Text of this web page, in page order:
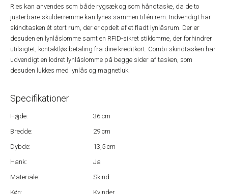
Ries kan anvendes som både rygsæk og som håndtaske, da de to
justerbare skulderremme kan lynes sammen til én rem. Indvendigt har
skindtasken ét stort rum, der er opdelt af et fladt lynlåsrum. Der er
desuden en lynlåslomme samt en RFID-sikret stiklomme, der forhindrer
utilsigtet, kontaktløs betaling fra dine kreditkort. Combi-skindtasken har
udvendigt en lodret lynlåslomme på begge sider af tasken, som
desuden lukkes med lynlås og magnetluk.
Specifikationer
Højde:
36 cm
Bredde:
29 cm
Dybde:
13,5 cm
Hank:
Ja
Materiale:
Skind
Køn:
Kvinder